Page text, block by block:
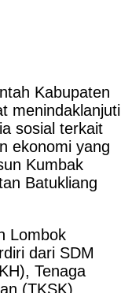
Kabupaten
menindaklanjuti
sosial terkait
ekonomi yang
Kumbak
Batukliang
Lombok
dari SDM
Tenaga
(TKSK),